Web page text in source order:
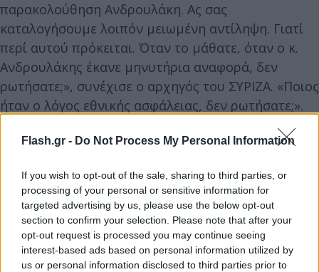
Flash.gr - Do Not Process My Personal Information
If you wish to opt-out of the sale, sharing to third parties, or
processing of your personal or sensitive information for
targeted advertising by us, please use the below opt-out
section to confirm your selection. Please note that after your
opt-out request is processed you may continue seeing
interest-based ads based on personal information utilized by
us or personal information disclosed to third parties prior to
παρακολούθηση Ανδρουλάκη. Ας σας
καταλογήσουμε λοιπόν μειωμένη αντίληψη. Γιατί
περί αυτού πρόκειται. Όταν το μάθατε, όταν ο κ.
Ανδρουλάκης έκανε μηνυτήρια αναφορά, δεν
ρωτήσατε;», συνέχισε ο αρχηγός του ΣΥΡΙΖΑ. «Ποιος
ήταν ο λόγος εθνικής ασφάλειας, δεν ρωτήσατε;».
«Δεν καταλαβαίνετε ότι με αυτόν τον τρόπο
είδους εθνικό κίνδυνο; Μέσα στον πανικό σας,
όμως, εμπλέξατε τρίτες χώρες διακινδυνεύοντας
την εξωτερική μας πολιτική. Κάνατε διεθνώς ρεζίλι
τη χώρα μας. Αφήστε τις υπεκφυγές και κυρίως
σταματήστε να διασύρετε τη χώρα διεθνώς ως μια